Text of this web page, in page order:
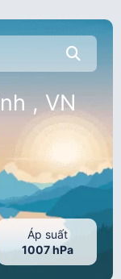
, VN
Áp suất
1007 hPa